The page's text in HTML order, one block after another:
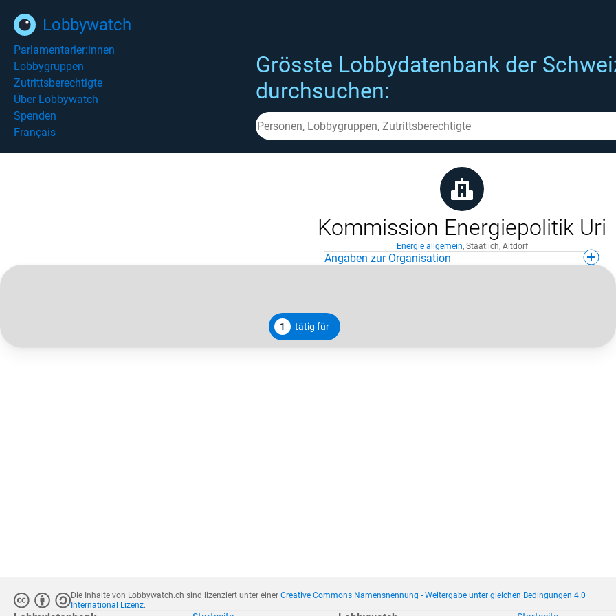
Lobbywatch
Parlamentarier:innen
Lobbygruppen
Zutrittsberechtigte
Über Lobbywatch
Spenden
Français
Grösste Lobbydatenbank der
durchsuchen:
Kommission Energiepolitik Uri
Energie allgemein, Staatlich, Altdorf
Angaben zur Organisation
1 tätig für
Die Inhalte von Lobbywatch.ch sind lizenziert unter einerCreative Commons Namensnennung - Weitergabe unter gleichen Bedingungen 4.0
International Lizenz.